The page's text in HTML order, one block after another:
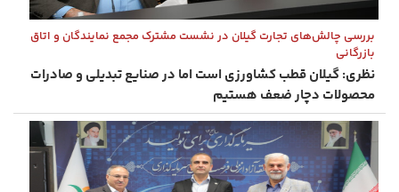
بررسی چالش‌های تجارت گیلان در نشست مشترک مجمع نمایندگان و اتاق
بازرگانی
نظری: گیلان قطب کشاورزی است اما در صنایع تبدیلی و صادرات
محصولات دچار ضعف هستیم